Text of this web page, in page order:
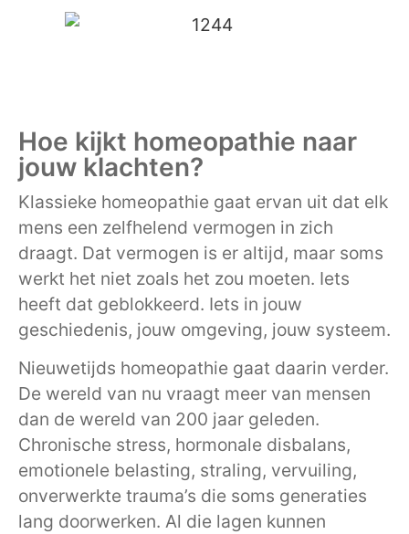
Hoe kijkt homeopathie naar
jouw klachten?
Klassieke homeopathie gaat ervan uit dat elk
mens een zelfhelend vermogen in zich
draagt. Dat vermogen is er altijd, maar soms
werkt het niet zoals het zou moeten. Iets
heeft dat geblokkeerd. Iets in jouw
geschiedenis, jouw omgeving, jouw systeem.
Nieuwetijds homeopathie gaat daarin verder.
De wereld van nu vraagt meer van mensen
dan de wereld van 200 jaar geleden.
Chronische stress, hormonale disbalans,
emotionele belasting, straling, vervuiling,
onverwerkte trauma’s die soms generaties
lang doorwerken. Al die lagen kunnen